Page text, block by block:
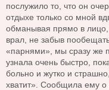
послужило то, что он
отдыхе только со мной
обманывая прямо в
врал, не забыв
«парнями», мы сразу же
узнала очень быстро,
больно и жутко и
хватит». Сообщила ему о